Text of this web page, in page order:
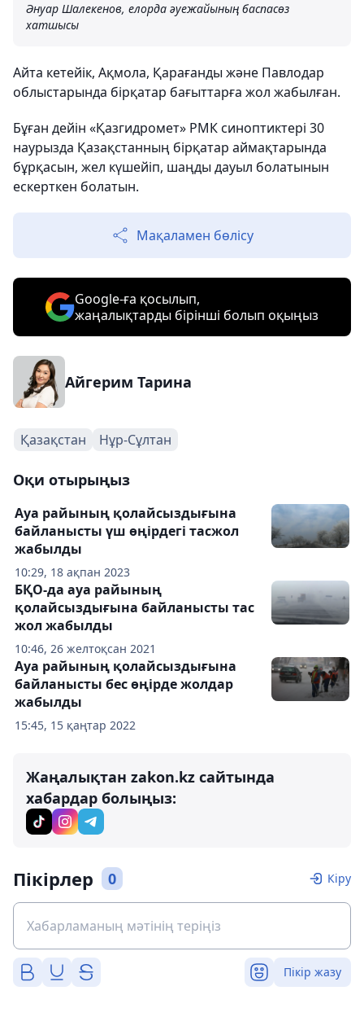
Әнуар Шалекенов, елорда әуежайының баспасөз
хатшысы
Айта кетейік, Ақмола, Қарағанды ​​және Павлодар
облыстарында бірқатар бағыттарға жол жабылған.
Бұған дейін «Қазгидромет» РМК синоптиктері 30
наурызда Қазақстанның бірқатар аймақтарында
бұрқасын, жел күшейіп, шаңды дауыл болатынын
ескерткен болатын.
Мақаламен бөлісу
Google-ға қосылып,
жаңалықтарды бірінші болып оқыңыз
Айгерим Тарина
Қазақстан Нұр-Сұлтан
Оқи отырыңыз
10:29, 18 ақпан 2023
Ауа райының қолайсыздығына
байланысты үш өңірдегі тасжол
жабылды
10:46, 26 желтоқсан 2021
БҚО-да ауа райының
қолайсыздығына байланысты тас
жол жабылды
15:45, 15 қаңтар 2022
Ауа райының қолайсыздығына
байланысты бес өңірде жолдар
жабылды
Жаңалықтан zakon.kz сайтында
хабардар болыңыз:
Пікірлер 0 Кіру
Пікір жазу